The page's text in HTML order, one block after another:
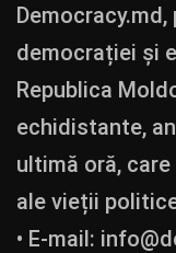
democrației și
Republica
echidistante,
ultimă oră,
ale vieții
• E-mail: